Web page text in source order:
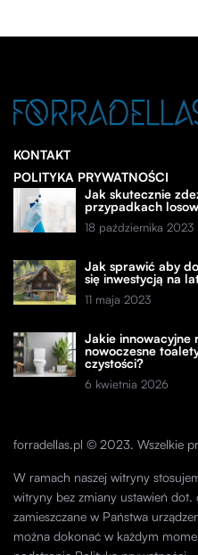
KONTAKT
POLITYKA PRYWATNOŚCI
Jak skutecznie
przypadkach
18 października 2023
Jak sprawić aby
się inwestycją na
11 maja 2023
Jakie innowacyjne
nowoczesne
czystości?
6 kwietnia 2026
forradellas.pl © 2023. Wszelkie
W ramach naszej witryny
witryny bez zmiany ustawień dot.
zamieszczane w Państwa
można dokonać w każdym